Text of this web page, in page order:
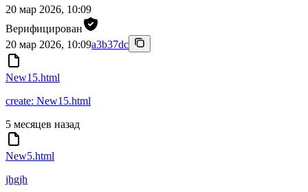
20 мар 2026, 10:09
Верифицирован
20 мар 2026, 10:09a3b37dc
New15.html
create: New15.html
5 месяцев назад
New5.html
jhgjh